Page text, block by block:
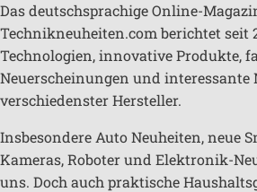
Das deutschsprachige Online-
Technikneuheiten.com berichtet seit
Technologien, innovative Produkte,
Neuerscheinungen und interessante
verschiedenster Hersteller.
Insbesondere Auto Neuheiten, neue
Kameras, Roboter und Elektronik-
uns. Doch auch praktische